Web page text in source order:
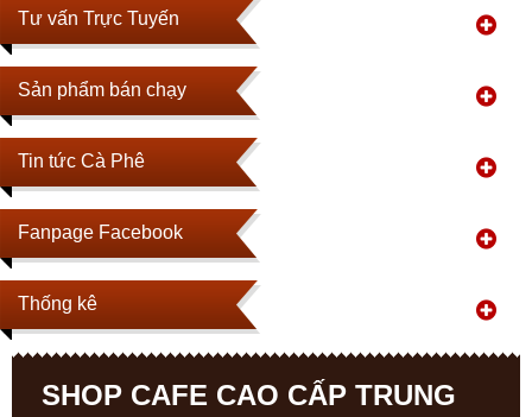
Tư vấn Trực Tuyến
Sản phẩm bán chạy
Tin tức Cà Phê
Fanpage Facebook
Thống kê
SHOP CAFE CAO CẤP TRUNG